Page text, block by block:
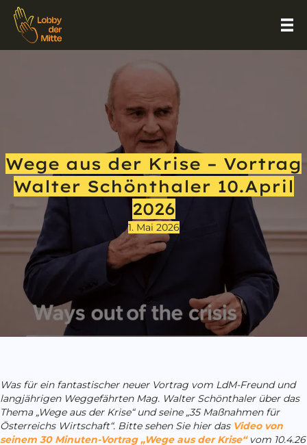
Wege aus der Krise – Vortrag
Walter Schönthaler 10.April
2026
1. Mai 2026
Was für ein fantastischer neuer Vortrag vom LdM-Freund und
langjährigen Weggefährten Mag. Walter Schönthaler über das
Thema „Wege aus der Krise“ und seine „35 Maßnahmen für
Österreichs Wirtschaft“. Bitte sehen Sie hier das Video von
seinem 30 Minuten-Vortrag „Wege aus der Krise“ vom 10.4.26